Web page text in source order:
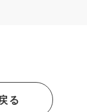
る